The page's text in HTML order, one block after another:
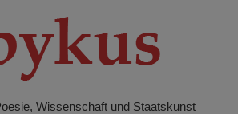
Wissenschaft und Staatskunst